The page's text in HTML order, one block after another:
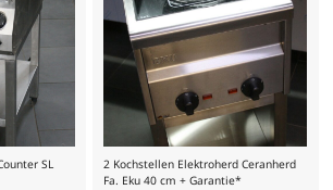
SL
2 Kochstellen Elektroherd Ceranherd
Fa. Eku 40 cm + Garantie*